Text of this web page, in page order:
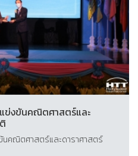
ข่งขันคณิตศาสตร์และ
คณิตศาสตร์และดาราศาสตร์